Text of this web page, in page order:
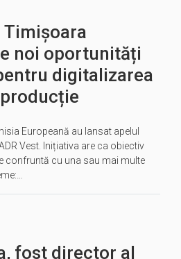
noi oportunități
digitalizarea
Europeană au lansat apelul
Vest. Inițiativa are ca obiectiv
confruntă cu una sau mai multe
fost director al